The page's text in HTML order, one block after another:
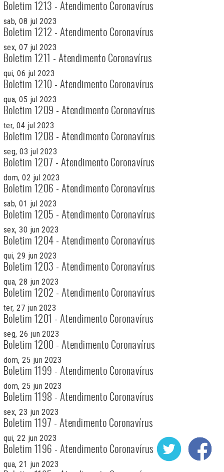
Boletim 1213 - Atendimento Coronavírus
sab, 08 jul 2023
Boletim 1212 - Atendimento Coronavírus
sex, 07 jul 2023
Boletim 1211 - Atendimento Coronavírus
qui, 06 jul 2023
Boletim 1210 - Atendimento Coronavírus
qua, 05 jul 2023
Boletim 1209 - Atendimento Coronavírus
ter, 04 jul 2023
Boletim 1208 - Atendimento Coronavírus
seg, 03 jul 2023
Boletim 1207 - Atendimento Coronavírus
dom, 02 jul 2023
Boletim 1206 - Atendimento Coronavírus
sab, 01 jul 2023
Boletim 1205 - Atendimento Coronavírus
sex, 30 jun 2023
Boletim 1204 - Atendimento Coronavírus
qui, 29 jun 2023
Boletim 1203 - Atendimento Coronavírus
qua, 28 jun 2023
Boletim 1202 - Atendimento Coronavírus
ter, 27 jun 2023
Boletim 1201 - Atendimento Coronavírus
seg, 26 jun 2023
Boletim 1200 - Atendimento Coronavírus
dom, 25 jun 2023
Boletim 1199 - Atendimento Coronavírus
dom, 25 jun 2023
Boletim 1198 - Atendimento Coronavírus
sex, 23 jun 2023
Boletim 1197 - Atendimento Coronavírus
qui, 22 jun 2023
Boletim 1196 - Atendimento Coronavírus
qua, 21 jun 2023